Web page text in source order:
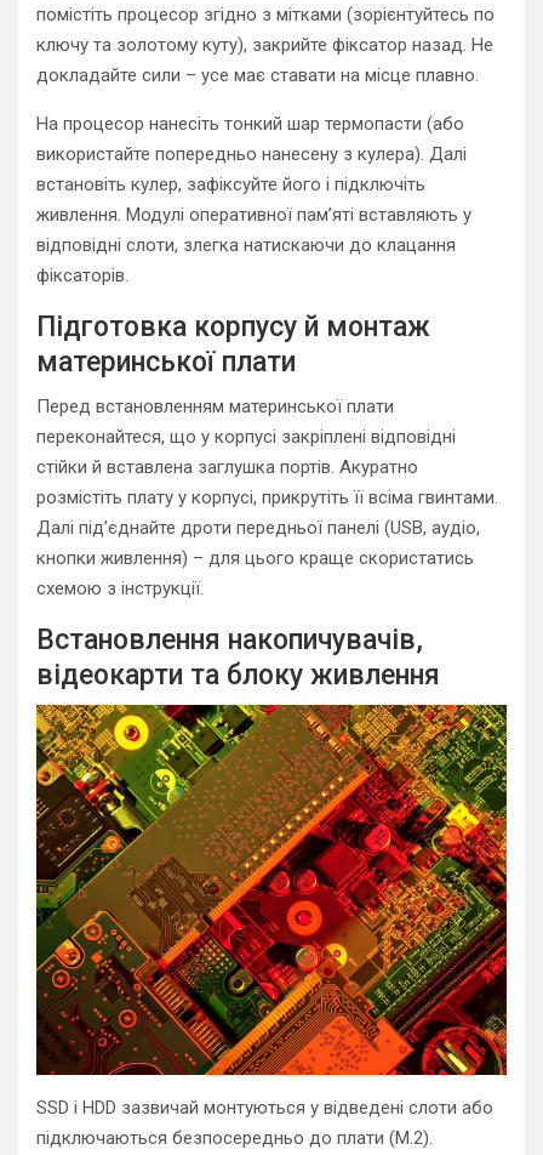
помістіть процесор згідно з мітками (зорієнтуйтесь по
ключу та золотому куту), закрийте фіксатор назад. Не
докладайте сили – усе має ставати на місце плавно.
На процесор нанесіть тонкий шар термопасти (або
використайте попередньо нанесену з кулера). Далі
встановіть кулер, зафіксуйте його і підключіть
живлення. Модулі оперативної пам’яті вставляють у
відповідні слоти, злегка натискаючи до клацання
фіксаторів.
Підготовка корпусу й монтаж
материнської плати
Перед встановленням материнської плати
переконайтеся, що у корпусі закріплені відповідні
стійки й вставлена заглушка портів. Акуратно
розмістіть плату у корпусі, прикрутіть її всіма гвинтами.
Далі під’єднайте дроти передньої панелі (USB, аудіо,
кнопки живлення) – для цього краще скористатись
схемою з інструкції.
Встановлення накопичувачів,
відеокарти та блоку живлення
SSD і HDD зазвичай монтуються у відведені слоти або
підключаються безпосередньо до плати (M.2).